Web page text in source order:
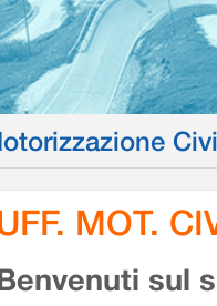
MOT.
sul